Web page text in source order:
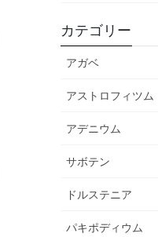
カテゴリー
アガベ
アストロフィツム
アデニウム
サボテン
ドルステニア
パキポディウム